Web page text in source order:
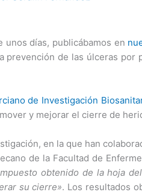
unos días, publicábamos en
prevención de las úlceras por
de Investigación
y mejorar el cierre de
en la que han
de la Facultad de
obtenido de la hoja
su cierre». Los resultados